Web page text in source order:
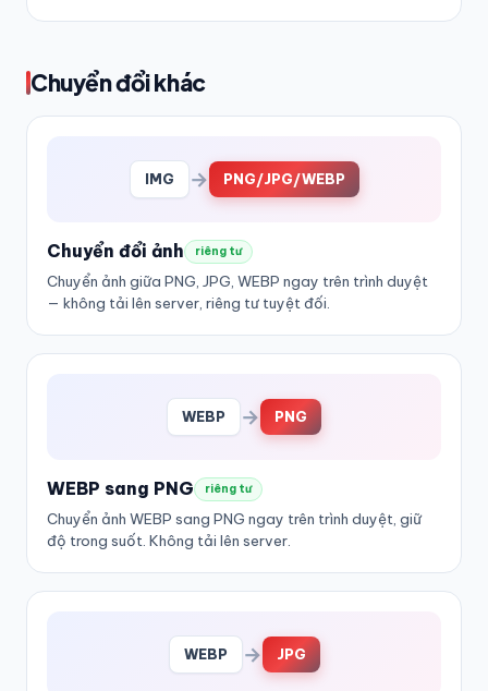
Chuyển đổi khác
IMG → PNG/JPG/WEBP
Chuyển đổi ảnh riêng tư
Chuyển ảnh giữa PNG, JPG, WEBP ngay trên trình duyệt
— không tải lên server, riêng tư tuyệt đối.
WEBP → PNG
WEBP sang PNG riêng tư
Chuyển ảnh WEBP sang PNG ngay trên trình duyệt, giữ
độ trong suốt. Không tải lên server.
WEBP → JPG